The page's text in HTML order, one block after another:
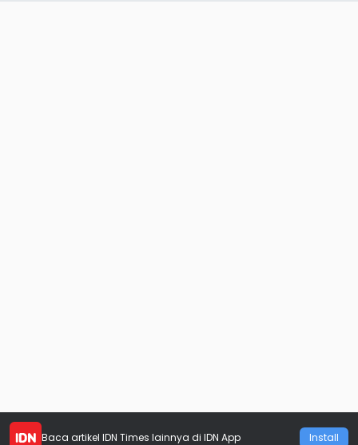
Baca artikel IDN Times lainnya di IDN App Install